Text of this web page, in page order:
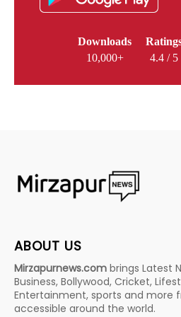
Downloads
10,000+
4.4 / 5
ABOUT US
Mirzapurnews.com brings Latest
Business, Bollywood, Cricket,
Entertainment, sports and more
accessible around the world.